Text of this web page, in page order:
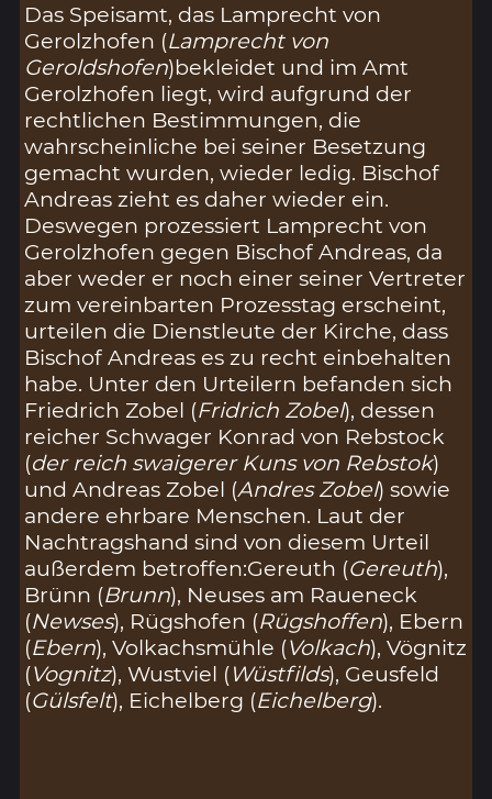
Das Speisamt, das Lamprecht von
Gerolzhofen (Lamprecht von
Geroldshofen)bekleidet und im Amt
Gerolzhofen liegt, wird aufgrund der
rechtlichen Bestimmungen, die
wahrscheinliche bei seiner Besetzung
gemacht wurden, wieder ledig. Bischof
Andreas zieht es daher wieder ein.
Deswegen prozessiert Lamprecht von
Gerolzhofen gegen Bischof Andreas, da
aber weder er noch einer seiner Vertreter
zum vereinbarten Prozesstag erscheint,
urteilen die Dienstleute der Kirche, dass
Bischof Andreas es zu recht einbehalten
habe. Unter den Urteilern befanden sich
Friedrich Zobel (Fridrich Zobel), dessen
reicher Schwager Konrad von Rebstock
(der reich swaigerer Kuns von Rebstok)
und Andreas Zobel (Andres Zobel) sowie
andere ehrbare Menschen. Laut der
Nachtragshand sind von diesem Urteil
außerdem betroffen:Gereuth (Gereuth),
Brünn (Brunn), Neuses am Raueneck
(Newses), Rügshofen (Rügshoffen), Ebern
(Ebern), Volkachsmühle (Volkach), Vögnitz
(Vognitz), Wustviel (Wüstfilds), Geusfeld
(Gülsfelt), Eichelberg (Eichelberg).